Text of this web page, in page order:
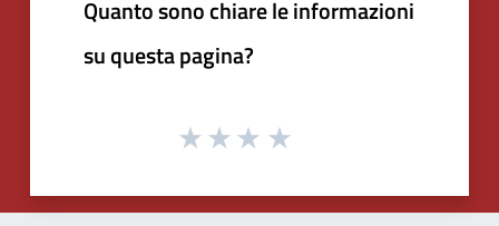
Quanto sono chiare le informazioni
su questa pagina?